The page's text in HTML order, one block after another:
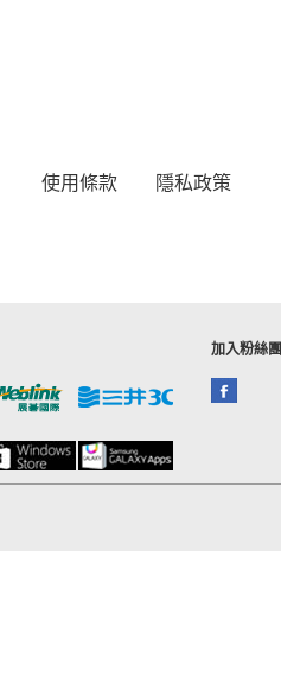
使用條款 隱私政策
加入粉絲團